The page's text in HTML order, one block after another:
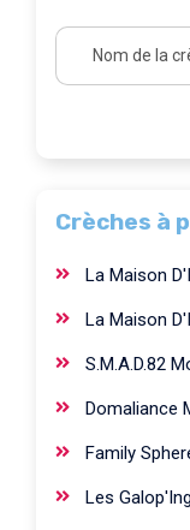
Crèches à
La Maison
La Maison
S.M.A.D.82
Domaliance
Family
Les